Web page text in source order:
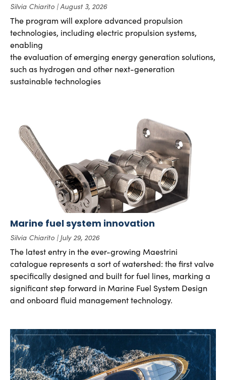
Silvia Chiarito August 3, 2026
The program will explore advanced propulsion
technologies, including electric propulsion systems,
enabling
the evaluation of emerging energy generation solutions,
such as hydrogen and other next-generation
sustainable technologies
Marine fuel system innovation
Silvia Chiarito July 29, 2026
The latest entry in the ever-growing Maestrini
catalogue represents a sort of watershed: the first valve
specifically designed and built for fuel lines, marking a
significant step forward in Marine Fuel System Design
and onboard fluid management technology.